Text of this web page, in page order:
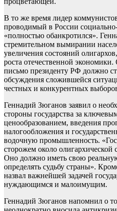
В то же время лидер
проводимый в России
«полностью обанкротился».
стремительном вымирании
увеличения состояний
роста отечественной
письмо президенту РФ должно
обсуждения сложившейся
честных и конкурентных
Геннадий Зюганов заявил о
стороны государства за
ценообразованием, введения
налогообложения и
водочную промышленность.
сторожем около олигархической
Оно должно иметь свою
определять судьбу страны».
назвал важнейшей задачей
нуждающимся и малоимущим.
Геннадий Зюганов напомнил о